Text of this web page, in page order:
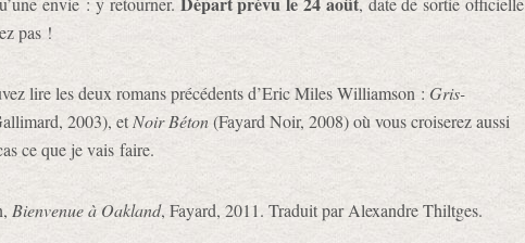
pas !
lire les deux romans précédents d’Eric Miles Williamson : Gris-
2003), etNoir Béton(Fayard Noir, 2008) où vous croiserez aussi
ce que je vais faire.
Bienvenue à Oakland, Fayard, 2011. Traduit par Alexandre Thiltges.